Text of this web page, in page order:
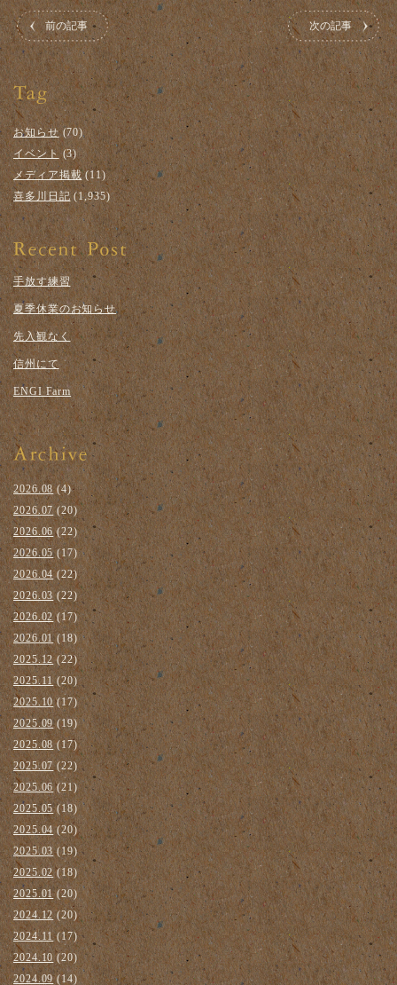
前の記事 次の記事
お知らせ(70)
イベント (3)
メディア掲載(11)
喜多川日記 (1,935)
手放す練習
夏季休業のお知らせ
先入観なく
信州にて
ENGI Farm
2026.08(4)
2026.07(20)
2026.06 (22)
2026.05(17)
2026.04(22)
2026.03(22)
2026.02 (17)
2026.01(18)
2025.12 (22)
2025.11 (20)
2025.10(17)
2025.09(19)
2025.08 (17)
2025.07(22)
2025.06(21)
2025.05(18)
2025.04 (20)
2025.03(19)
2025.02(18)
2025.01(20)
2024.12 (20)
2024.11(17)
2024.10(20)
2024.09(14)